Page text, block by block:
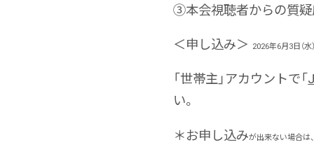
③本会視聴者からの質
＜申し込み＞ 2026年6月3日（
「世帯主」アカウントで「
い。
＊お申し込みが出来ない場合は